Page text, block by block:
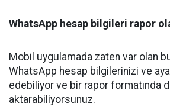
WhatsApp hesap bilgileri rapor
Mobil uygulamada zaten var olan
WhatsApp hesap bilgilerinizi ve
edebiliyor ve bir rapor formatında
aktarabiliyorsunuz.